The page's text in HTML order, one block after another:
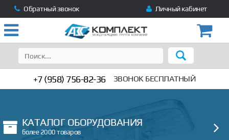
Обратный звонок Личный кабинет
+7 (958) 756-82-36 ЗВОНОК БЕСПЛАТНЫЙ
КАТАЛОГ ОБОРУДОВАНИЯ
более 2000 товаров